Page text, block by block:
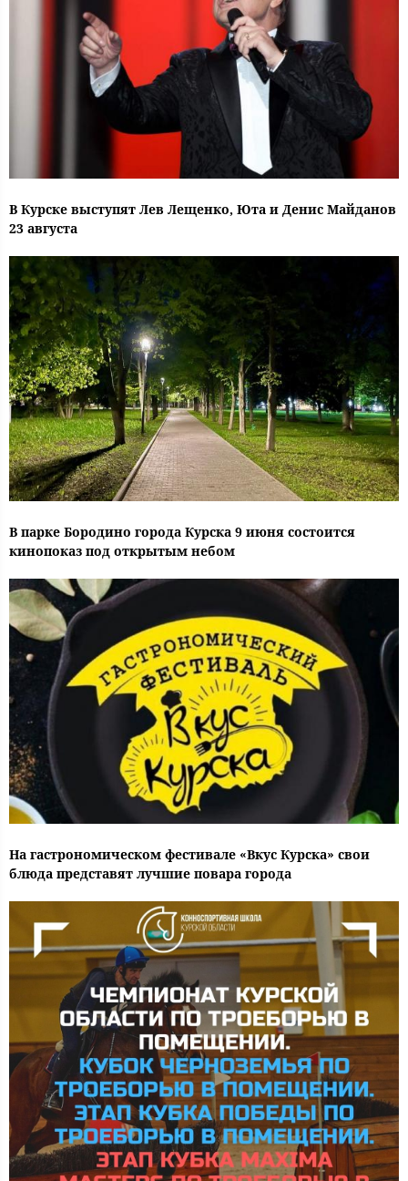
В Курске выступят Лев Лещенко, Юта и Денис Майданов
23 августа
В парке Бородино города Курска 9 июня состоится
кинопоказ под открытым небом
На гастрономическом фестивале «Вкус Курска» свои
блюда представят лучшие повара города